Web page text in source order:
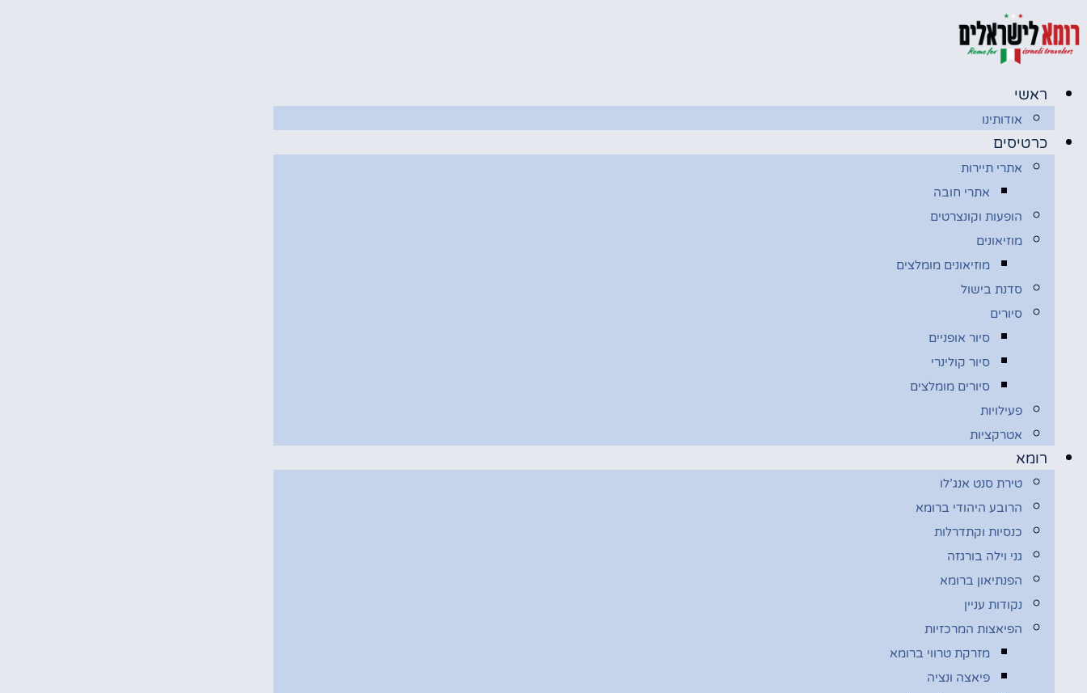
לתוכן
ראשי
אודותינו
כרטיסים
אתרי תיירות
אתרי חובה
הופעות וקונצרטים
מוזיאונים
מוזיאונים מומלצים
סדנת בישול
סיורים
סיור אופניים
סיור קולינרי
סיורים מומלצים
פעילויות
אטרקציות
רומא
טירת סנט אנג’לו
הרובע היהודי ברומא
כנסיות וקתדרלות
גני וילה בורגזה
הפנתיאון ברומא
נקודות עניין
הפיאצות המרכזיות
מזרקת טרווי ברומא
פיאצה ונציה